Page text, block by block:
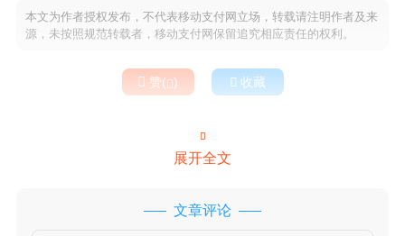
本文为作者授权发布，不代表移动支付网立场，转载请注明作者及来
源，未按照规范转载者，移动支付网保留追究相应责任的权利。
 赞()  收藏

展开全文
文章评论